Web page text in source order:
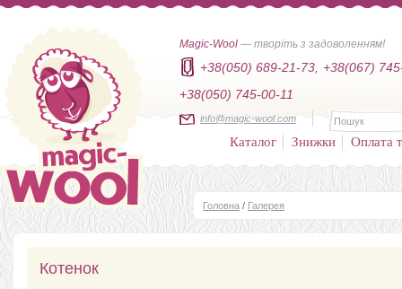
Magic-Wool — творіть з задоволенням!
+38(050) 689-21-73,
+38(067)
+38(050) 745-00-11
info@magic-wool.com
Каталог Знижки Оплата
Головна / Галерея
Котенок